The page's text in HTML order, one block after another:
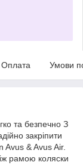
Оплата Умови
та безпечно З
закріпити
Avus & Avus Air.
рамою коляски